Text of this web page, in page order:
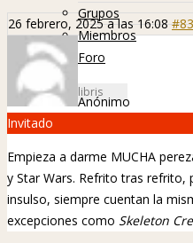
Grupos
Miembros
Foro
26 febrero, 2025 a las 16:08
Anónimo
Invitado
Empieza a darme MUCHA
y Star Wars. Refrito tras
insulso, siempre cuentan la
excepciones como Skeleton